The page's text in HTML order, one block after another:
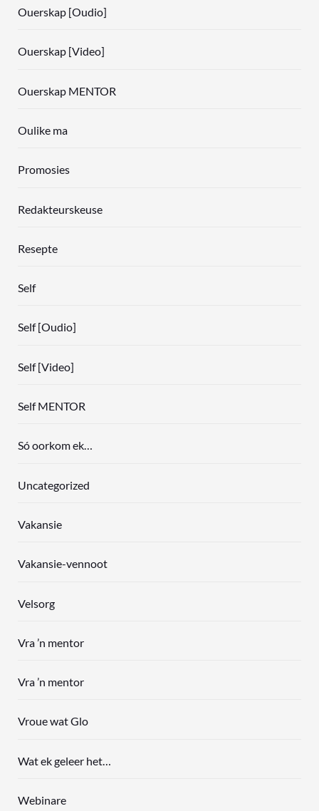
Ouerskap [Oudio]
Ouerskap [Video]
Ouerskap MENTOR
Oulike ma
Promosies
Redakteurskeuse
Resepte
Self
Self [Oudio]
Self [Video]
Self MENTOR
Só oorkom ek…
Uncategorized
Vakansie
Vakansie-vennoot
Velsorg
Vra ’n mentor
Vra ’n mentor
Vroue wat Glo
Wat ek geleer het…
Webinare